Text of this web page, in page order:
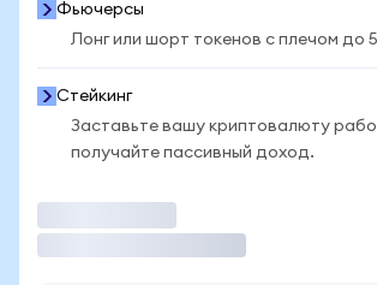
Фьючерсы
Лонг или шорт токенов с плечом до
Стейкинг
Заставьте вашу криптовалюту
получайте пассивный доход.